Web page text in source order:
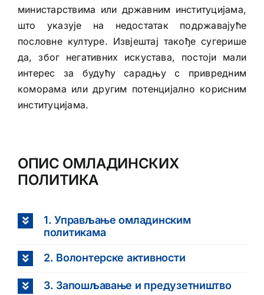
министарствима или државним институцијама,
што указује на недостатак подржавајуће
пословне културе. Извјештај такође сугерише
да, због негативних искустава, постоји мали
интерес за будућу сарадњу с привредним
коморама или другим потенцијално корисним
институцијама.
ОПИС ОМЛАДИНСКИХ
ПОЛИТИКА
1. Управљање омладинским
политикама
2. Волонтерске активности
3. Запошљавање и предузетништво